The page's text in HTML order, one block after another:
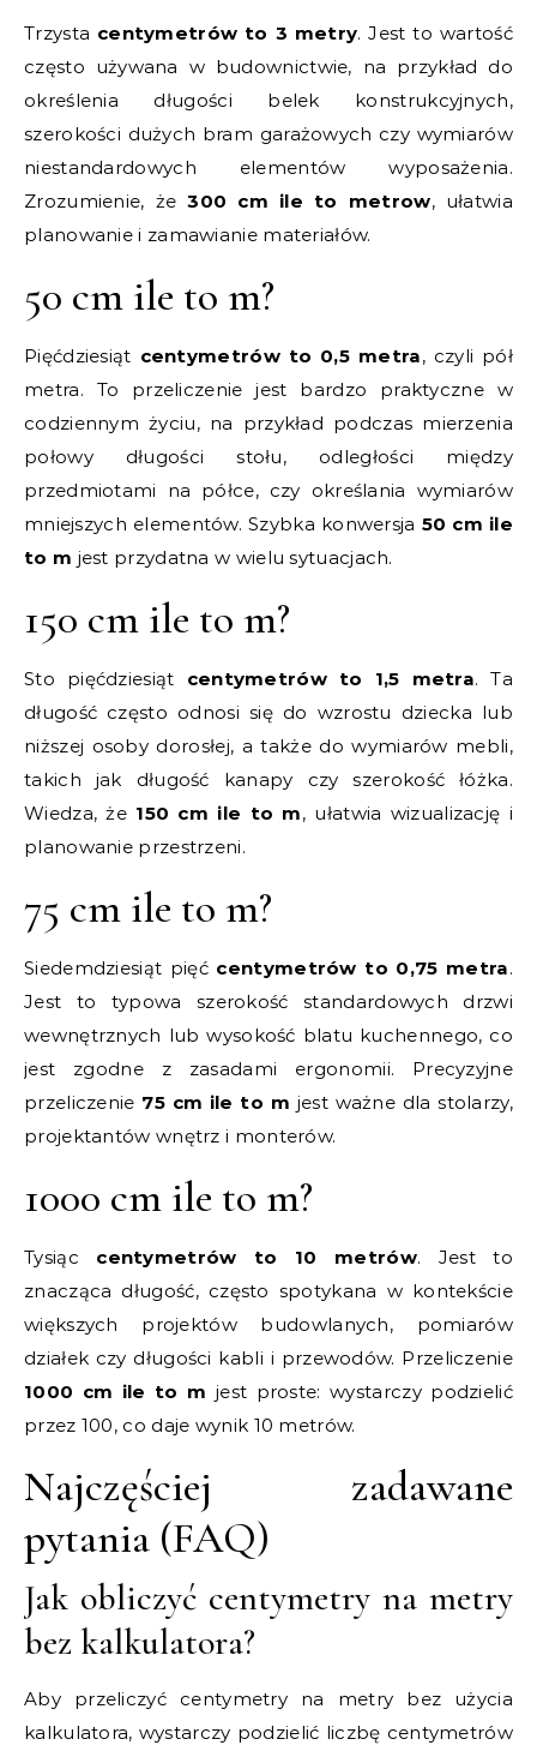
Trzysta centymetrów to 3 metry. Jest to wartość
często używana w budownictwie, na przykład do
określenia długości belek konstrukcyjnych,
szerokości dużych bram garażowych czy wymiarów
niestandardowych elementów wyposażenia.
Zrozumienie, że300 cm ile to metrow, ułatwia
planowanie i zamawianie materiałów.
50 cm ile to m?
Pięćdziesiąt centymetrów to 0,5 metra, czyli pół
metra. To przeliczenie jest bardzo praktyczne w
codziennym życiu, na przykład podczas mierzenia
połowy długości stołu, odległości między
przedmiotami na półce, czy określania wymiarów
mniejszych elementów. Szybka konwersja 50 cm ile
to m jest przydatna w wielu sytuacjach.
150 cm ile to m?
Sto pięćdziesiąt centymetrów to 1,5 metra. Ta
długość często odnosi się do wzrostu dziecka lub
niższej osoby dorosłej, a także do wymiarów mebli,
takich jak długość kanapy czy szerokość łóżka.
Wiedza, że 150 cm ile to m, ułatwia wizualizację i
planowanie przestrzeni.
75 cm ile to m?
Siedemdziesiąt pięć centymetrów to 0,75 metra.
Jest to typowa szerokość standardowych drzwi
wewnętrznych lub wysokość blatu kuchennego, co
jest zgodne z zasadami ergonomii. Precyzyjne
przeliczenie 75 cm ile to m jest ważne dla stolarzy,
projektantów wnętrz i monterów.
1000 cm ile to m?
Tysiąc centymetrów to 10 metrów. Jest to
znacząca długość, często spotykana w kontekście
większych projektów budowlanych, pomiarów
działek czy długości kabli i przewodów. Przeliczenie
1000 cm ile to m jest proste: wystarczy podzielić
przez 100, co daje wynik 10 metrów.
Najczęściej zadawane
pytania (FAQ)
Jak obliczyć centymetry na metry
bez kalkulatora?
Aby przeliczyć centymetry na metry bez użycia
kalkulatora, wystarczy podzielić liczbę centymetrów